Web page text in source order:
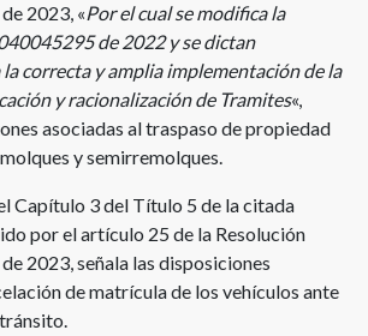
2023, «Por el cual se modifica la
de 2022 y se dictan
correcta y amplia implementación de la
y racionalización de Tramites«,
asociadas al traspaso de propiedad
y semirremolques.
Capítulo 3 del Título 5 de la citada
por el artículo 25 de la Resolución
2023, señala las disposiciones
de matrícula de los vehículos ante